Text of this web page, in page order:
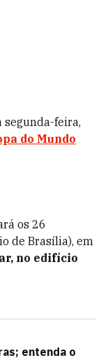
feira,
do Mundo
os 26
de Brasília), em
no edifício
entenda o